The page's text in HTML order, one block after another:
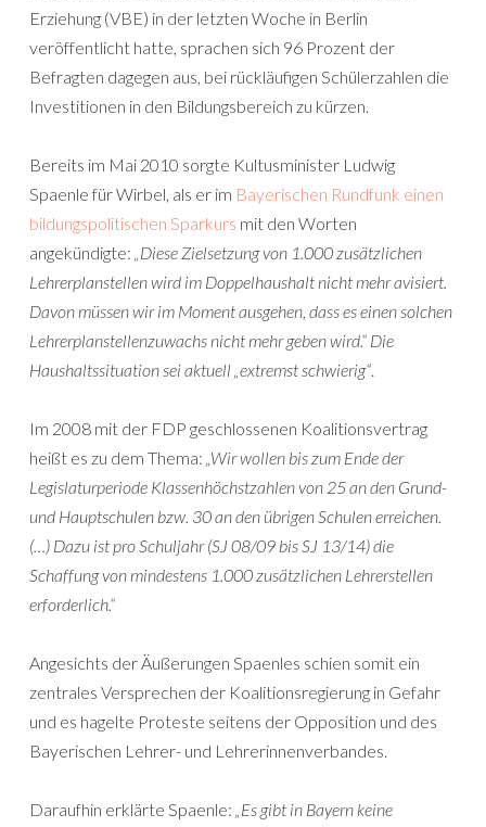
Erziehung (VBE) in der letzten Woche in Berlin
veröffentlicht hatte, sprachen sich 96 Prozent der
Befragten dagegen aus, bei rückläufigen Schülerzahlen die
Investitionen in den Bildungsbereich zu kürzen.
Bereits im Mai 2010 sorgte Kultusminister Ludwig
Spaenle für Wirbel, als er im Bayerischen Rundfunk einen
bildungspolitischen Sparkurs mit den Worten
angekündigte: „Diese Zielsetzung von 1.000 zusätzlichen
Lehrerplanstellen wird im Doppelhaushalt nicht mehr avisiert.
Davon müssen wir im Moment ausgehen, dass es einen solchen
Lehrerplanstellenzuwachs nicht mehr geben wird.“ Die
Haushaltssituation sei aktuell „extremst schwierig“.
Im 2008 mit der FDP geschlossenen Koalitionsvertrag
heißt es zu dem Thema: „Wir wollen bis zum Ende der
Legislaturperiode Klassenhöchstzahlen von 25 an den Grund-
und Hauptschulen bzw. 30 an den übrigen Schulen erreichen.
(…) Dazu ist pro Schuljahr (SJ 08/09 bis SJ 13/14) die
Schaffung von mindestens 1.000 zusätzlichen Lehrerstellen
erforderlich.“
Angesichts der Äußerungen Spaenles schien somit ein
zentrales Versprechen der Koalitionsregierung in Gefahr
und es hagelte Proteste seitens der Opposition und des
Bayerischen Lehrer- und Lehrerinnenverbandes.
Daraufhin erklärte Spaenle: „Es gibt in Bayern keine